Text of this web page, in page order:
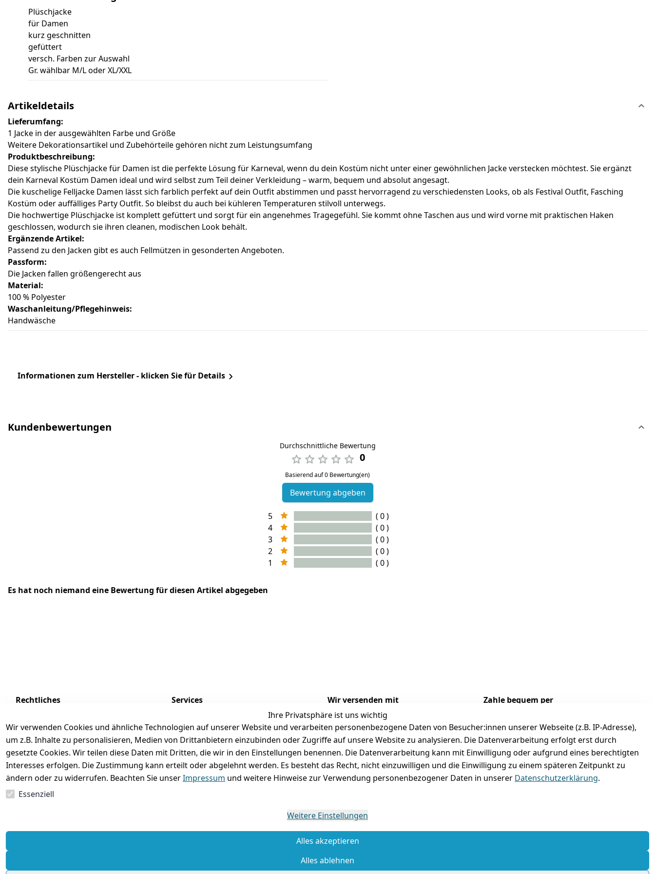
Plüschjacke
für Damen
kurz geschnitten
gefüttert
versch. Farben zur Auswahl
Gr. wählbar M/L oder XL/XXL
Artikeldetails
Lieferumfang:
1 Jacke in der ausgewählten Farbe und Größe
Weitere Dekorationsartikel und Zubehörteile gehören nicht zum Leistungsumfang
Produktbeschreibung:
Diese stylische Plüschjacke für Damen ist die perfekte Lösung für Karneval, wenn du dein Kostüm nicht unter einer gewöhnlichen Jacke verstecken möchtest. Sie ergänzt
dein Karneval Kostüm Damen ideal und wird selbst zum Teil deiner Verkleidung – warm, bequem und absolut angesagt.
Die kuschelige Felljacke Damen lässt sich farblich perfekt auf dein Outfit abstimmen und passt hervorragend zu verschiedensten Looks, ob als Festival Outfit, Fasching
Kostüm oder auffälliges Party Outfit. So bleibst du auch bei kühleren Temperaturen stilvoll unterwegs.
Die hochwertige Plüschjacke ist komplett gefüttert und sorgt für ein angenehmes Tragegefühl. Sie kommt ohne Taschen aus und wird vorne mit praktischen Haken
geschlossen, wodurch sie ihren cleanen, modischen Look behält.
Ergänzende Artikel:
Passend zu den Jacken gibt es auch Fellmützen in gesonderten Angeboten.
Passform:
Die Jacken fallen größengerecht aus
Material:
100 % Polyester
Waschanleitung/Pflegehinweis:
Handwäsche
Informationen zum Hersteller - klicken Sie für Details
Kundenbewertungen
Durchschnittliche Bewertung
0
Basierend auf 0 Bewertung(en)
Bewertung abgeben
5
( 0 )
4
( 0 )
3
( 0 )
2
( 0 )
1
( 0 )
Es hat noch niemand eine Bewertung für diesen Artikel abgegeben
Ihre Privatsphäre ist uns wichtig
Wir verwenden Cookies und ähnliche Technologien auf unserer Website und verarbeiten personenbezogene Daten von Besucher:innen unserer Webseite (z.B. IP-Adresse),
um z.B. Inhalte zu personalisieren, Medien von Drittanbietern einzubinden oder Zugriffe auf unsere Website zu analysieren. Die Datenverarbeitung erfolgt erst durch
gesetzte Cookies. Wir teilen diese Daten mit Dritten, die wir in den Einstellungen benennen. Die Datenverarbeitung kann mit Einwilligung oder aufgrund eines berechtigten
Interesses erfolgen. Die Zustimmung kann erteilt oder abgelehnt werden. Es besteht das Recht, nicht einzuwilligen und die Einwilligung zu einem späteren Zeitpunkt zu
ändern oder zu widerrufen. Beachten Sie unserImpressum und weitere Hinweise zur Verwendung personenbezogener Daten in unserer Datenschutzerklärung.
Essenziell
Weitere Einstellungen
Alles akzeptieren
Alles ablehnen
Rechtliches
Impressum
Datenschutzerklärung
Batterieentsorgung
Widerrufsrecht
Services
Registrieren
Zahlung und Versand
Rückgabe / Umtausch / Reklamation
Wir versenden mit
Folgt uns gern auf
Zahle bequem per